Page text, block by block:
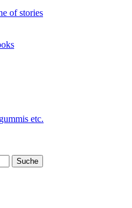
of stories
etc.
Suche